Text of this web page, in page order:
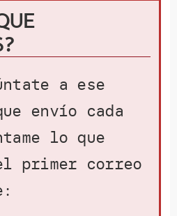
a ese
envío cada
lo que
primer correo